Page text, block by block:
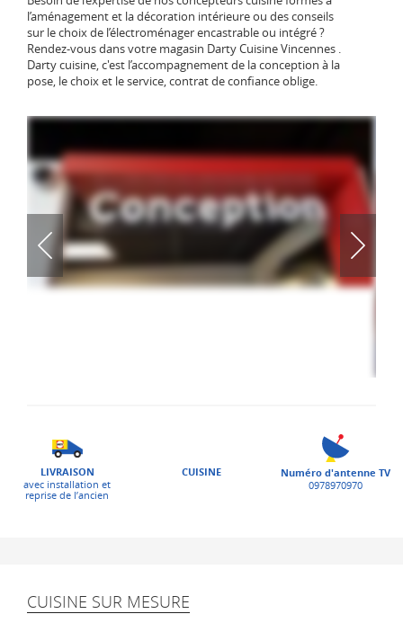
l’aménagement et la décoration intérieure ou des conseils
sur le choix de l’électroménager encastrable ou intégré ?
Rendez-vous dans votre magasin Darty Cuisine Vincennes .
Darty cuisine, c'est l’accompagnement de la conception à la
pose, le choix et le service, contrat de confiance oblige.
LIVRAISON
avec installation et
reprise de l’ancien
CUISINE
Numéro d'antenne TV
0978970970
CUISINE SUR MESURE